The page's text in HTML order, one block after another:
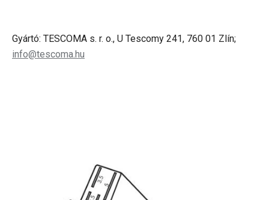
Gyártó: TESCOMA s. r. o., U Tescomy 241, 760 01 Zlín;
info@tescoma.hu